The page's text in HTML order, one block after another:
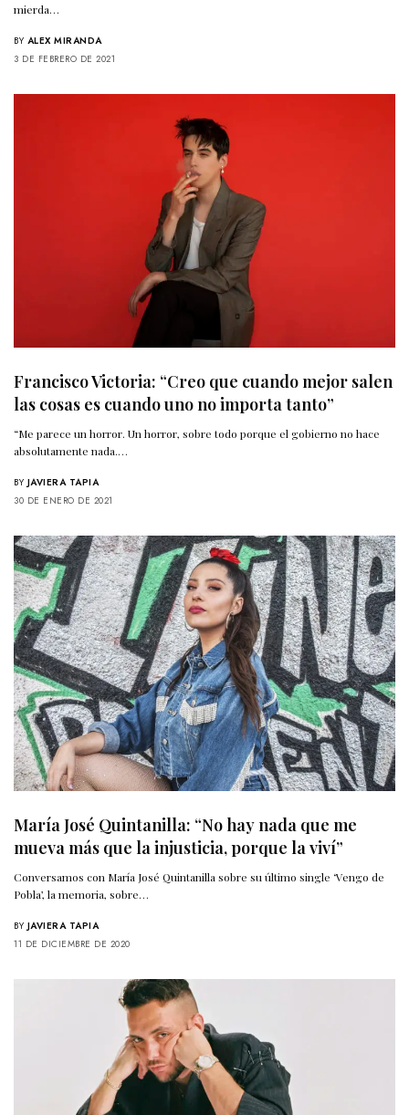
mierda…
BY ALEX MIRANDA
3 DE FEBRERO DE 2021
Francisco Victoria: “Creo que cuando mejor salen
las cosas es cuando uno no importa tanto”
“Me parece un horror. Un horror, sobre todo porque el gobierno no hace
absolutamente nada.…
BY JAVIERA TAPIA
30 DE ENERO DE 2021
María José Quintanilla: “No hay nada que me
mueva más que la injusticia, porque la viví”
Conversamos con María José Quintanilla sobre su último single ‘Vengo de
Pobla’, la memoria, sobre…
BY JAVIERA TAPIA
11 DE DICIEMBRE DE 2020